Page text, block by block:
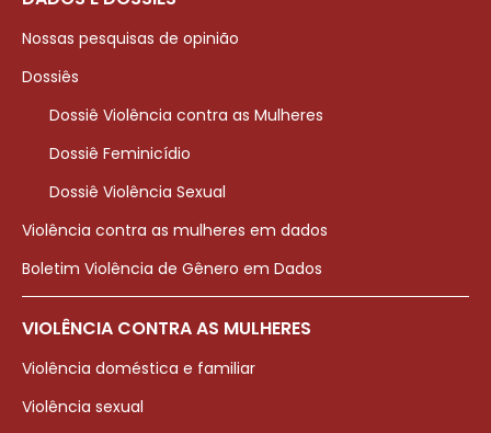
Nossas pesquisas de opinião
Dossiês
Dossiê Violência contra as Mulheres
Dossiê Feminicídio
Dossiê Violência Sexual
Violência contra as mulheres em dados
Boletim Violência de Gênero em Dados
VIOLÊNCIA CONTRA AS MULHERES
Violência doméstica e familiar
Violência sexual